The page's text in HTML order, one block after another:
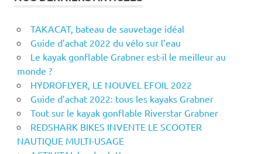
TAKACAT, bateau de sauvetage idéal
Guide d’achat 2022 du vélo sur l’eau
Le kayak gonflable Grabner est-il le meilleur au
monde ?
HYDROFLYER, LE NOUVEL EFOIL 2022
Guide d’achat 2022: tous les kayaks Grabner
Tout sur le kayak gonflable Riverstar Grabner
REDSHARK BIKES INVENTE LE SCOOTER
NAUTIQUE MULTI-USAGE